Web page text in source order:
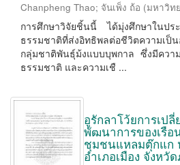
Chanpheng Thao; จันเพ็ง ถ้อ (มหาวิท
การศึกษาวิจัยชิ้นนี้ ได้มุ่งศึกษาในประ
ธรรมชาติที่ส่งอิทธิพลต่อชีวิตความเป็
กลุ่มชาติพันธุ์ม้งแบบบุพกาล ซึ่งมีความ
ธรรมชาติ และความเชื ...
อูรักลาโว้ยการเป
พัฒนาการของเรื
ชุมชนแหลมตุ๊กแก
อำเภอเมือง จังหวั